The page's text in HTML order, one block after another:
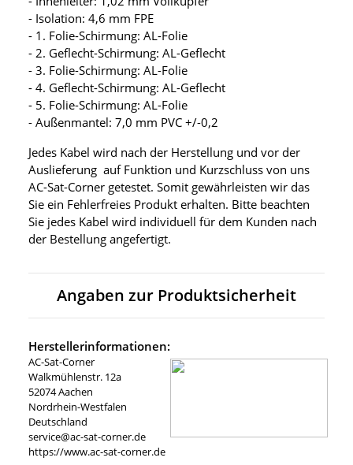
- Isolation: 4,6 mm FPE
- 1. Folie-Schirmung: AL-Folie
- 2. Geflecht-Schirmung: AL-Geflecht
- 3. Folie-Schirmung: AL-Folie
- 4. Geflecht-Schirmung: AL-Geflecht
- 5. Folie-Schirmung: AL-Folie
- Außenmantel: 7,0 mm PVC +/-0,2
Jedes Kabel wird nach der Herstellung und vor der
Auslieferung auf Funktion und Kurzschluss von uns
AC-Sat-Corner getestet. Somit gewährleisten wir das
Sie ein Fehlerfreies Produkt erhalten. Bitte beachten
Sie jedes Kabel wird individuell für dem Kunden nach
der Bestellung angefertigt.
Angaben zur Produktsicherheit
Herstellerinformationen:
AC-Sat-Corner
Walkmühlenstr. 12a
52074 Aachen
Nordrhein-Westfalen
Deutschland
service@ac-sat-corner.de
https://www.ac-sat-corner.de